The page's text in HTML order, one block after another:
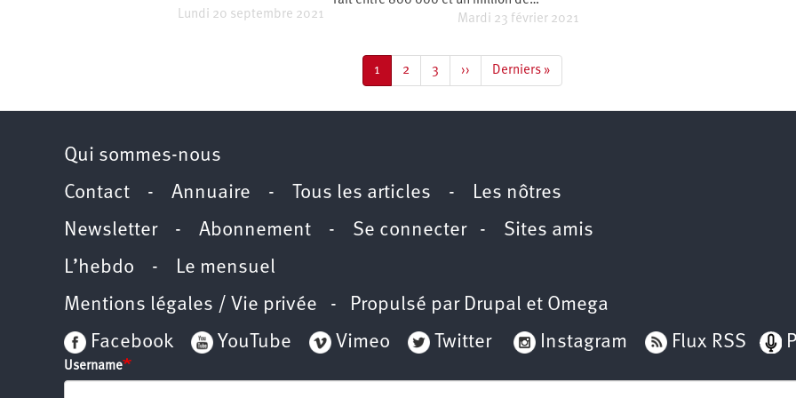
Lundi 20 septembre 2021
Mardi 23 février 2021
Page
courante
1 Page
2 Page
3
Page
suivante
››
Dernière
page
Derniers »
Qui sommes-nous
Contact - Annuaire - Tous les articles - Les nôtres
Newsletter- Abonnement - Se connecter- Sites amis
L’hebdo - Le mensuel
Mentions légales / Vie privée - Propulsé par Drupal et Omega
Facebook
YouTube Vimeo Twitter Instagram Flux RSS
Username